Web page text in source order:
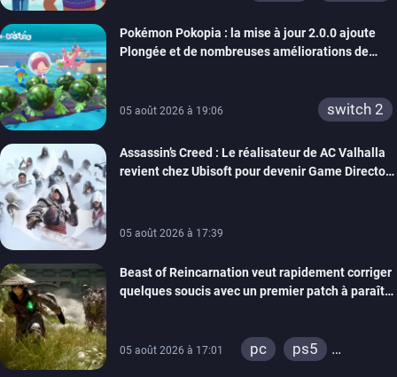
Pokémon Pokopia : la mise à jour 2.0.0 ajoute
Plongée et de nombreuses améliorations de
05 août 2026 à 19:06 switch 2
Assassin’s Creed : Le réalisateur de AC Valhalla
revient chez Ubisoft pour devenir Game Director
05 août 2026 à 17:39
Beast of Reincarnation veut rapidement corriger
quelques soucis avec un premier patch à paraître
05 août 2026 à 17:01 pc
ps5